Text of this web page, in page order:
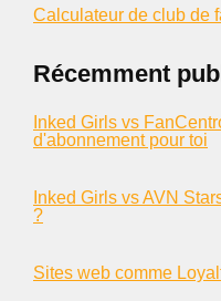
Calculateur de club de
Récemment
Inked Girls vs
d'abonnement pour toi
Inked Girls vs AVN
?
Sites web comme